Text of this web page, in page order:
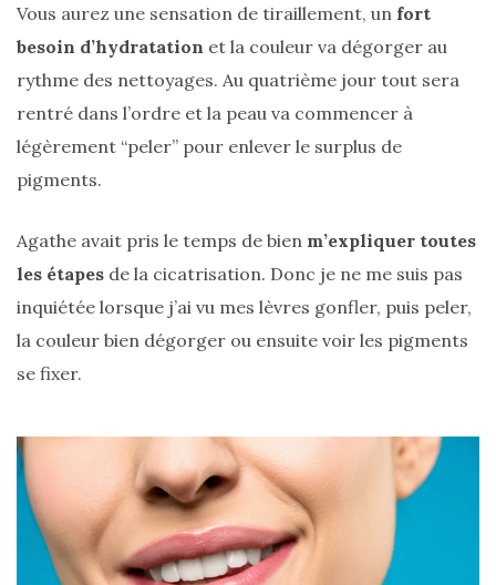
(9)
Digital/Blogging
(12)
(15)
Vie
quotidienne/Maison
(61)
Mode
(5)
Conseils
mode
Vous aurez une sensation de tiraillement, un fort
besoin d’hydratation et la couleur va dégorger au
rythme des nettoyages. Au quatrième jour tout sera
rentré dans l’ordre et la peau va commencer à
légèrement “peler” pour enlever le surplus de
pigments.
Agathe avait pris le temps de bien m’expliquer toutes
les étapes de la cicatrisation. Donc je ne me suis pas
inquiétée lorsque j’ai vu mes lèvres gonfler, puis peler,
la couleur bien dégorger ou ensuite voir les pigments
se fixer.